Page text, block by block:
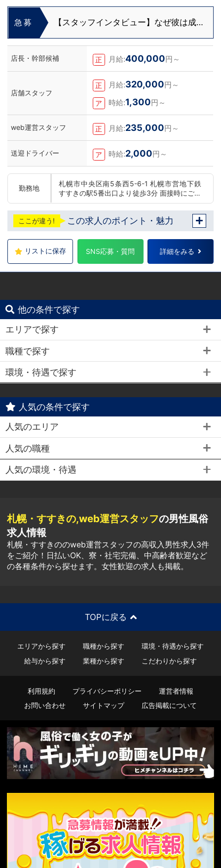
急募
【スタッフインタビュー】なぜ彼は成長
司”の関係
店長・幹部候補 正 月給:400,000円～
店舗スタッフ
正 月給:320,000円～
ア 時給:1,300円～
web運営スタッフ 正 月給:235,000円～
送迎ドライバー ア 時給:2,000円～
勤務地
札幌市中央区南5条西5-6-1 札幌市営地下鉄
すすきの駅5番出口より徒歩3分 面接時にご希
望の勤務地をお伺いし、配属店舗を決定いた
します。 入社後の転勤についても希望を考慮
いたします。 ■札幌エリア：北海道札幌市 地
下鉄南北線すすきの駅 ■横浜エリア：神奈川
県横浜市中区 ・京急線黄金町駅、日ノ出町駅
・市営地下鉄阪東橋駅、伊勢佐木長者町駅 ・
ここが違う! この求人のポイント・魅力
リストに保存 SNS応募・質問 詳細をみる
他の条件で探す
エリアで探す
職種で探す
環境・待遇で探す
人気の条件で探す
人気のエリア
人気の職種
人気の環境・待遇
札幌・すすきの,web運営スタッフの男性風俗
求人情報
札幌・すすきののweb運営スタッフの高収入男性求人3件
をご紹介！日払いOK、寮・社宅完備、中高齢者歓迎など
の各種条件から探せます。女性歓迎の求人も掲載。
TOPに戻る
エリアから探す 職種から探す
環境・待遇から探す
給与から探す
業種から探す こだわりから探す
利用規約 プライバシーポリシー
運営者情報
お問い合わせ
サイトマップ 広告掲載について